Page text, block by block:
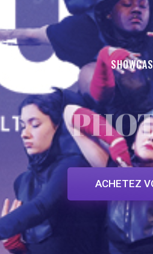
ACHETEZ